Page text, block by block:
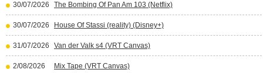
30/07/2026 The Bombing Of Pan Am 103 (Netflix)
30/07/2026 House Of Stassi (reality) (Disney+)
31/07/2026 Van der Valk s4 (VRT Canvas)
2/08/2026 Mix Tape (VRT Canvas)